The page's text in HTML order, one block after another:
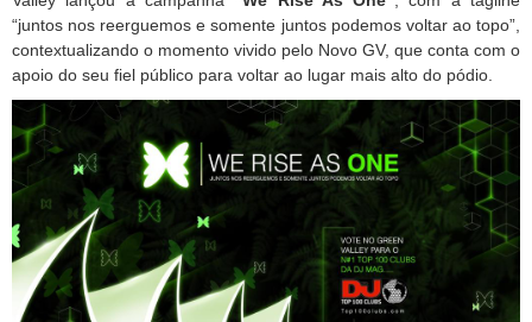
“juntos nos reerguemos e somente juntos podemos voltar ao topo”,
contextualizando o momento vivido pelo Novo GV, que conta com o
apoio do seu fiel público para voltar ao lugar mais alto do pódio.